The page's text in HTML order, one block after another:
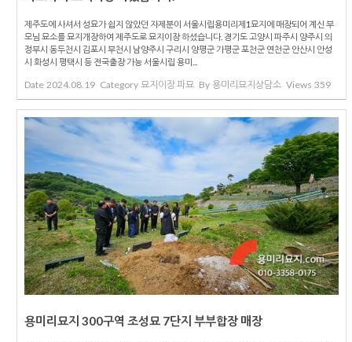
제주도에 사셔서 성묘가 쉽지 않았던 자제분이 서울시립용미리제1묘지에 매장되어 계신 부
모님 묘소를 묘지개장하여 제주도로 묘지이장 하셨습니다. 경기도 고양시 파주시 양주시 의
정부시 동두천시 김포시 부천시 남양주시 구리시 양평군 가평군 포천군 연천군 안산시 안성
시 화성시 평택시 등 전국출장 가능 서울시립 용미...
Date 2024.08.19 Category 묘지이장 파묘 By 용미리묘지상담소 Views 359
용미리묘지 300구역 조성묘 7단지 부부합장 매장